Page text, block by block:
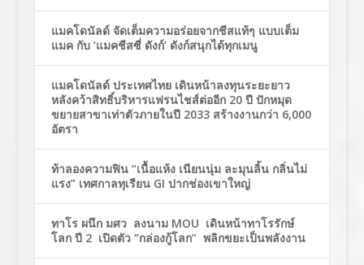
แมคโดนัลด์ จัดเต็มความอร่อยจากชีสแท้ๆ แบบเต็ม
แมค กับ ‘แมคชีสซี่ ดังก์’ ดังก์สนุกได้ทุกเมนู
แมคโดนัลด์ ประเทศไทย เดินหน้าลงทุนระยะยาว
หลังคว้าสิทธิ์บริหารแฟรนไชส์ต่ออีก 20 ปี ปักหมุด
ขยายสาขาเท่าตัวภายในปี 2033 สร้างงานกว่า 6,000
อัตรา
ท้าลองความฟิน “เนื้อแห้ง เนียนนุ่ม ละมุนลิ้น กลิ่นไม่
แรง” เทศกาลทุเรียน GI ปากช่องเขาใหญ่
ทาโร ผนึก มศว ลงนาม MOU เดินหน้าทาโรรักษ์
โลก ปี 2 เปิดตัว “กล่องกู้โลก” พลิกขยะเป็นพลังงาน